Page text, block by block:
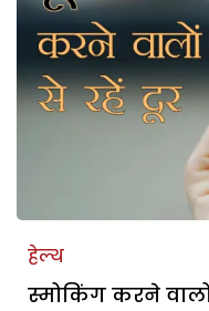
हेल्थ
स्मोकिंग करने